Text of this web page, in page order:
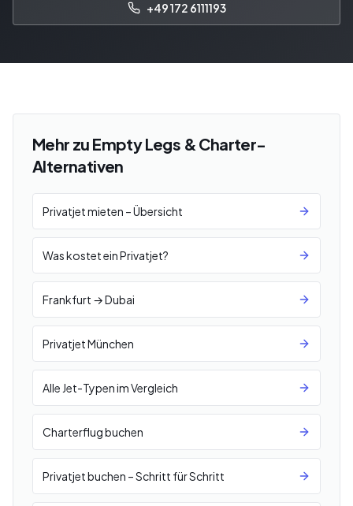
+49 172 6111193
Mehr zu Empty Legs & Charter-
Alternativen
Privatjet mieten – Übersicht
Was kostet ein Privatjet?
Frankfurt → Dubai
Privatjet München
Alle Jet-Typen im Vergleich
Charterflug buchen
Privatjet buchen – Schritt für Schritt